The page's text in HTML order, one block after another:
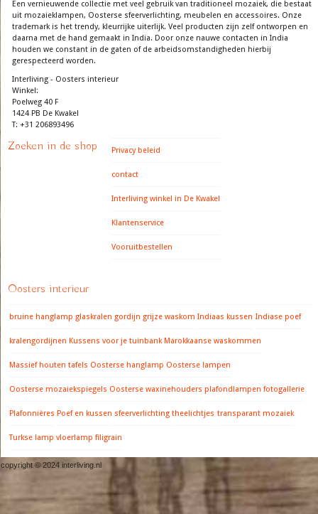
Een vernieuwende collectie met veel gebruik van traditioneel mozaiek, die bestaat
uit mozaieklampen, Oosterse sfeerverlichting, meubelen en accessoires. Onze
trademark is het trendy, kleurrijke uiterlijk. Veel producten zijn zelf ontworpen en
daarna met de hand gemaakt in India. Door onze nauwe contacten in India
houden we constant in de gaten of de arbeidsomstandigheden hierbij
gerespecteerd worden.
Interliving - Oosters interieur
Winkel:
Poelweg 40 F
1424 PB De Kwakel
T: +31 206893496
Zoeken in de shop Privacy beleid
contact
Interliving winkel in De Kwakel
Klantenservice
Vooruitbestellen
Oosters interieur
bruine hanglamp glaskralen gordijn grijze waskom Indiaas kussen Indiase poef
kralengordijnen Kussens voor je tuinbank Marokkaanse waskommen
Massief houten tafels Oosterse hanglamp Oosterse lampen
Oosterse mozaiekspiegels Oosterse waxinehouders plafondlampen fotogallerie
Plafonnières Poef en kussen sfeerverlichting theelichtjes transparant mozaiek
Turkse lamp vloerlamp filigrain
copyright © 2024 interliving.nl